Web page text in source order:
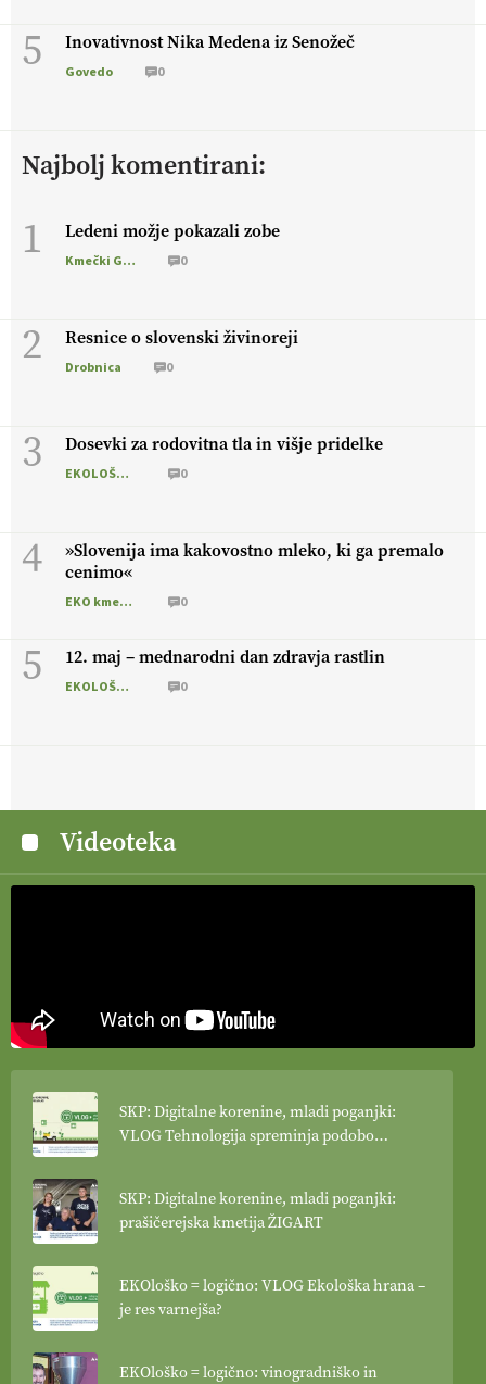
5 Inovativnost Nika Medena iz Senožeč
Govedo 0
Najbolj komentirani:
1 Ledeni možje pokazali zobe
Kmečki Glas 0
2 Resnice o slovenski živinoreji
Drobnica 0
3 Dosevki za rodovitna tla in višje pridelke
EKOLOŠKO LOGIČNO 0
4
»Slovenija ima kakovostno mleko, ki ga premalo
cenimo«
EKO kmetijstvo 0
5 12. maj – mednarodni dan zdravja rastlin
EKOLOŠKO LOGIČNO 0
Videoteka
SKP: Digitalne korenine, mladi poganjki:
VLOG Tehnologija spreminja podobo
SKP: Digitalne korenine, mladi poganjki:
prašičerejska kmetija ŽIGART
EKOloško = logično: VLOG Ekološka hrana –
je res varnejša?
EKOloško = logično: vinogradniško in